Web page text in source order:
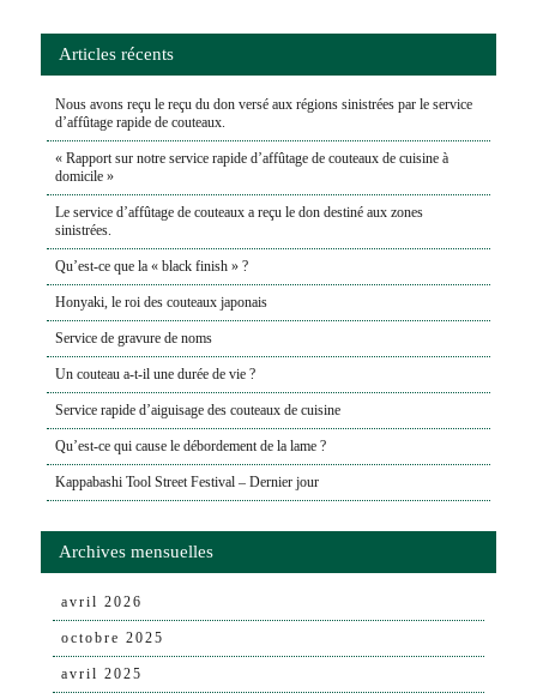
Articles récents
Nous avons reçu le reçu du don versé aux régions sinistrées par le service
d’affûtage rapide de couteaux.
« Rapport sur notre service rapide d’affûtage de couteaux de cuisine à
domicile »
Le service d’affûtage de couteaux a reçu le don destiné aux zones
sinistrées.
Qu’est-ce que la « black finish » ?
Honyaki, le roi des couteaux japonais
Service de gravure de noms
Un couteau a-t-il une durée de vie ?
Service rapide d’aiguisage des couteaux de cuisine
Qu’est-ce qui cause le débordement de la lame ?
Kappabashi Tool Street Festival – Dernier jour
Archives mensuelles
avril 2026
octobre 2025
avril 2025